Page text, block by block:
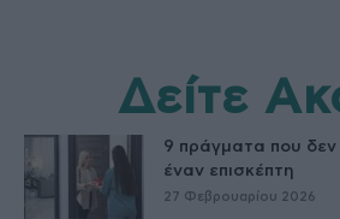
Δείτε
9 πράγματα που δεν
έναν επισκέπτη
27 Φεβρουαρίου 2026